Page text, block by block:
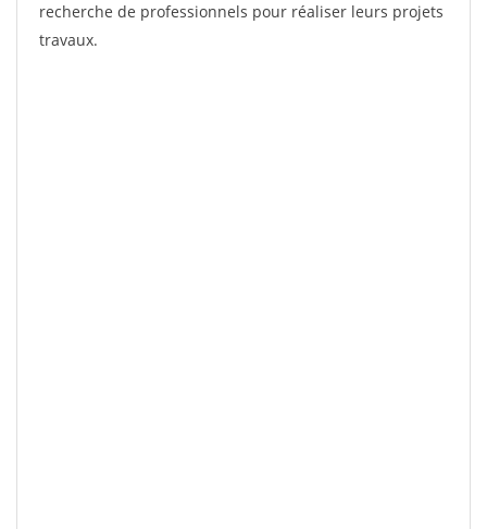
recherche de professionnels pour réaliser leurs projets
travaux.